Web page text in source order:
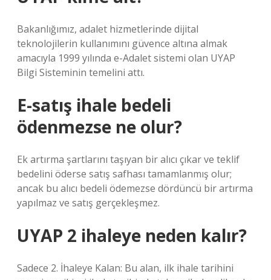
Bakanlığımız, adalet hizmetlerinde dijital
teknolojilerin kullanımını güvence altına almak
amacıyla 1999 yılında e-Adalet sistemi olan UYAP
Bilgi Sisteminin temelini attı.
E-satış ihale bedeli
ödenmezse ne olur?
Ek artırma şartlarını taşıyan bir alıcı çıkar ve teklif
bedelini öderse satış safhası tamamlanmış olur;
ancak bu alıcı bedeli ödemezse dördüncü bir artırma
yapılmaz ve satış gerçekleşmez.
UYAP 2 ihaleye neden kalır?
Sadece 2. İhaleye Kalan: Bu alan, ilk ihale tarihini